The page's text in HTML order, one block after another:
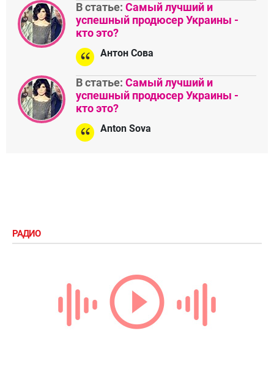
В статье: Самый лучший и
успешный продюсер Украины -
кто это?
Антон Сова
В статье: Самый лучший и
успешный продюсер Украины -
кто это?
Anton Sova
РАДИО